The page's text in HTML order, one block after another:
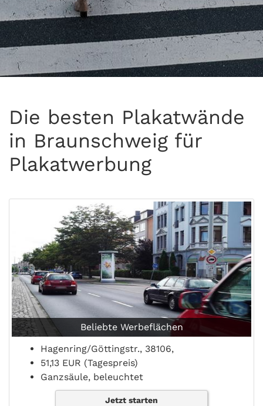
Die besten Plakatwände
in Braunschweig für
Plakatwerbung
Beliebte Werbeflächen
Hagenring/Göttingstr., 38106,
51,13 EUR (Tagespreis)
Ganzsäule, beleuchtet
Jetzt starten